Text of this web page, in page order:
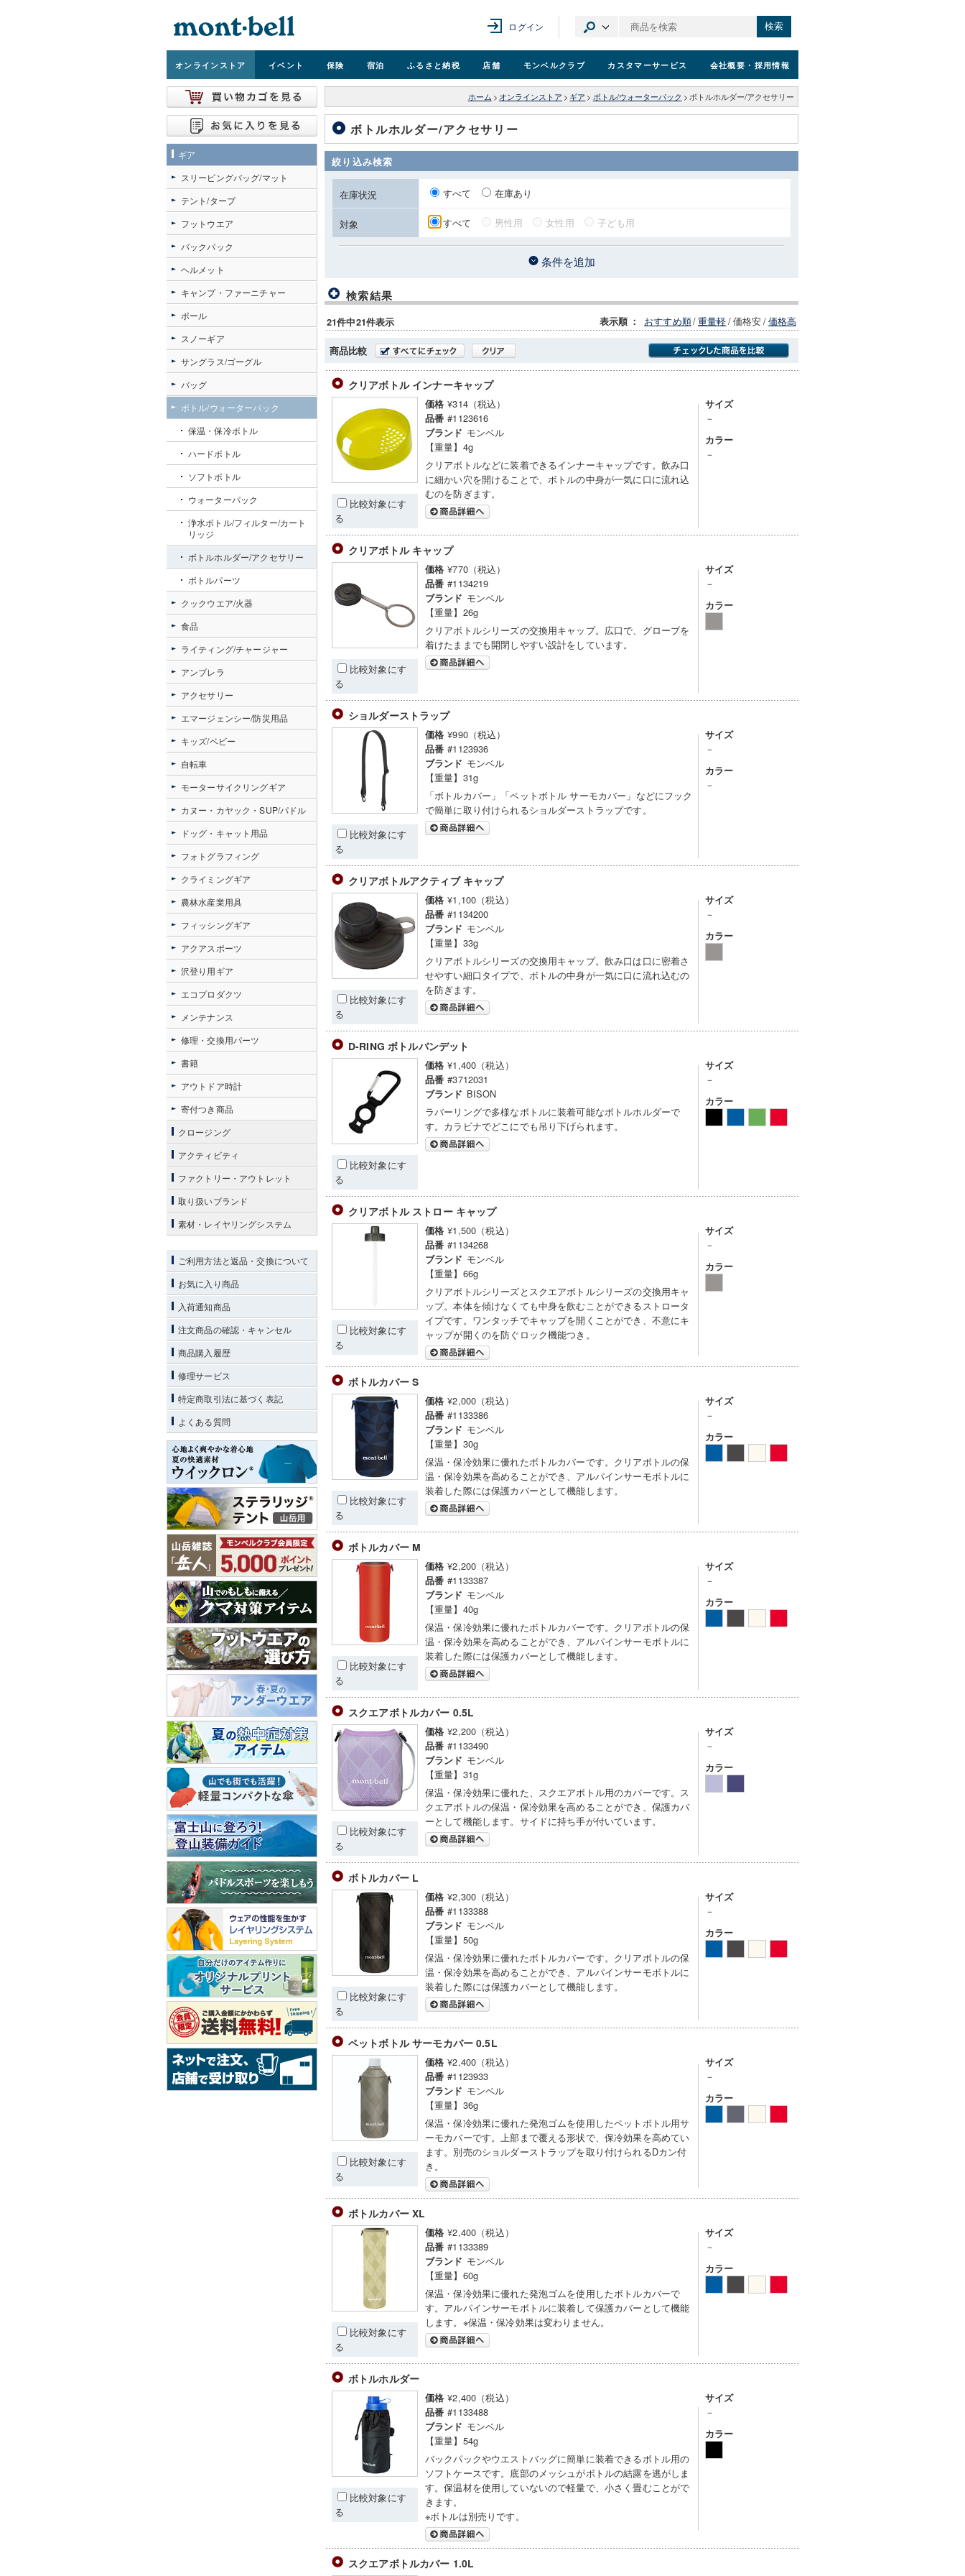
ログイン 検索
オンラインストア イベント 保険 宿泊 ふるさと納税 店舗 モンベルクラブ カスタマーサービス 会社概要 ・採用情報
ホーム > オンラインストア > ギア > ボトル/ウォーターパック > ボトルホルダー/アクセサリー
ボトルホルダー/アクセサリー
絞り込み検索
在庫状況 すべて 在庫あり
対象 すべて 男性用 女性用 子ども用
条件を追加
検索結果
21件中21件表示 表示順 ： おすすめ順/重量軽/価格安/価格高
商品比較
クリアボトル インナーキャップ
比較対象にす
る
価格 ¥314（税込）
品番 #1123616
ブランド モンベル
【重量】4g
クリアボトルなどに装着できるインナーキャップです。飲み口
に細かい穴を開けることで、ボトルの中身が一気に口に流れ込
むのを防ぎます。
サイズ
－
カラー
－
クリアボトル キャップ
比較対象にす
る
価格 ¥770（税込）
品番 #1134219
ブランド モンベル
【重量】26g
クリアボトルシリーズの交換用キャップ。広口で、グローブを
着けたままでも開閉しやすい設計をしています。
サイズ
－
カラー
ショルダーストラップ
比較対象にす
る
価格 ¥990（税込）
品番 #1123936
ブランド モンベル
【重量】31g
「ボトルカバー」「ペットボトル サーモカバー」などにフック
で簡単に取り付けられるショルダーストラップです。
サイズ
－
カラー
－
クリアボトルアクティブ キャップ
比較対象にす
る
価格 ¥1,100（税込）
品番 #1134200
ブランド モンベル
【重量】33g
クリアボトルシリーズの交換用キャップ。飲み口は口に密着さ
せやすい細口タイプで、ボトルの中身が一気に口に流れ込むの
を防ぎます。
サイズ
－
カラー
D-RING ボトルバンデット
比較対象にす
る
価格 ¥1,400（税込）
品番 #3712031
ブランド BISON
ラバーリングで多様なボトルに装着可能なボトルホルダーで
す。カラビナでどこにでも吊り下げられます。
サイズ
－
カラー
クリアボトル ストロー キャップ
比較対象にす
る
価格 ¥1,500（税込）
品番 #1134268
ブランド モンベル
【重量】66g
クリアボトルシリーズとスクエアボトルシリーズの交換用キャ
ップ。本体を傾けなくても中身を飲むことができるストロータ
イプです。ワンタッチでキャップを開くことができ、不意にキ
ャップが開くのを防ぐロック機能つき。
サイズ
－
カラー
ボトルカバー S
比較対象にす
る
価格 ¥2,000（税込）
品番 #1133386
ブランド モンベル
【重量】30g
保温・保冷効果に優れたボトルカバーです。クリアボトルの保
温・保冷効果を高めることができ、アルパインサーモボトルに
装着した際には保護カバーとして機能します。
サイズ
－
カラー
ボトルカバー M
比較対象にす
る
価格 ¥2,200（税込）
品番 #1133387
ブランド モンベル
【重量】40g
保温・保冷効果に優れたボトルカバーです。クリアボトルの保
温・保冷効果を高めることができ、アルパインサーモボトルに
装着した際には保護カバーとして機能します。
サイズ
－
カラー
スクエアボトルカバー 0.5L
比較対象にす
る
価格 ¥2,200（税込）
品番 #1133490
ブランド モンベル
【重量】31g
保温・保冷効果に優れた、スクエアボトル用のカバーです。ス
クエアボトルの保温・保冷効果を高めることができ、保護カバ
ーとして機能します。サイドに持ち手が付いています。
サイズ
－
カラー
ボトルカバー L
比較対象にす
る
価格 ¥2,300（税込）
品番 #1133388
ブランド モンベル
【重量】50g
保温・保冷効果に優れたボトルカバーです。クリアボトルの保
温・保冷効果を高めることができ、アルパインサーモボトルに
装着した際には保護カバーとして機能します。
サイズ
－
カラー
ペットボトル サーモカバー 0.5L
比較対象にす
る
価格 ¥2,400（税込）
品番 #1123933
ブランド モンベル
【重量】36g
保温・保冷効果に優れた発泡ゴムを使用したペットボトル用サ
ーモカバーです。上部まで覆える形状で、保冷効果を高めてい
ます。別売のショルダーストラップを取り付けられるDカン付
き。
サイズ
－
カラー
ボトルカバー XL
比較対象にす
る
価格 ¥2,400（税込）
品番 #1133389
ブランド モンベル
【重量】60g
保温・保冷効果に優れた発泡ゴムを使用したボトルカバーで
す。アルパインサーモボトルに装着して保護カバーとして機能
します。※保温・保冷効果は変わりません。
サイズ
－
カラー
ボトルホルダー
比較対象にす
る
価格 ¥2,400（税込）
品番 #1133488
ブランド モンベル
【重量】54g
バックパックやウエストバッグに簡単に装着できるボトル用の
ソフトケースです。底部のメッシュがボトルの結露を逃がしま
す。保温材を使用していないので軽量で、小さく畳むことがで
きます。
※ボトルは別売りです。
サイズ
－
カラー
スクエアボトルカバー 1.0L
ギア
スリーピングバッグ/マット
テント/タープ
フットウエア
バックパック
ヘルメット
キャンプ・ファーニチャー
ポール
スノーギア
サングラス/ゴーグル
バッグ
ボトル/ウォーターパック
保温・保冷ボトル
ハードボトル
ソフトボトル
ウォーターパック
浄水ボトル/フィルター/カート
リッジ
ボトルホルダー/アクセサリー
ボトルパーツ
クックウエア/火器
食品
ライティング/チャージャー
アンブレラ
アクセサリー
エマージェンシー/防災用品
キッズ/ベビー
自転車
モーターサイクリングギア
カヌー・カヤック・SUP/パドル
ドッグ・キャット用品
フォトグラフィング
クライミングギア
農林水産業用具
フィッシングギア
アクアスポーツ
沢登り用ギア
エコプロダクツ
メンテナンス
修理・交換用パーツ
書籍
アウトドア時計
寄付つき商品
クロージング
アクティビティ
ファクトリー・アウトレット
取り扱いブランド
素材・レイヤリングシステム
ご利用方法と返品・交換について
お気に入り商品
入荷通知商品
注文商品の確認・キャンセル
商品購入履歴
修理サービス
特定商取引法に基づく表記
よくある質問